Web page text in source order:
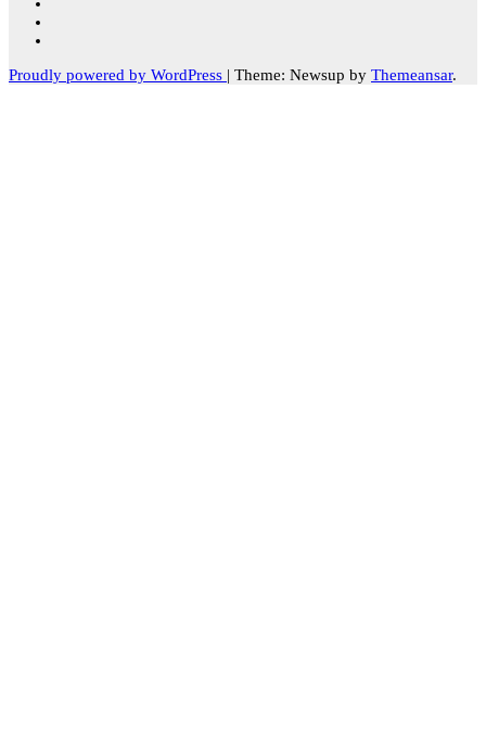
Proudly powered by WordPress | Theme: Newsup by Themeansar.